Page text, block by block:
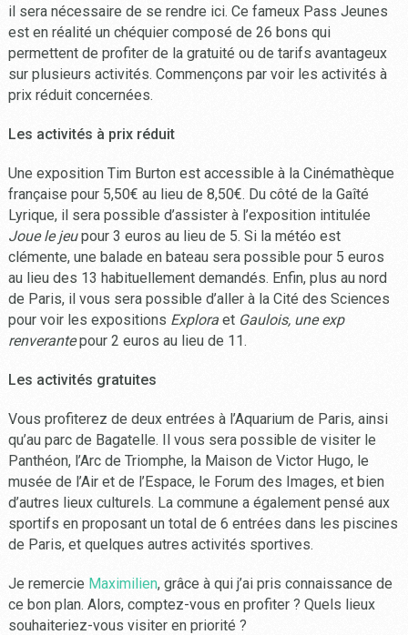
il sera nécessaire de se rendre ici. Ce fameux Pass Jeunes
est en réalité un chéquier composé de 26 bons qui
permettent de profiter de la gratuité ou de tarifs avantageux
sur plusieurs activités. Commençons par voir les activités à
prix réduit concernées.
Les activités à prix réduit
Une exposition Tim Burton est accessible à la Cinémathèque
française pour 5,50€ au lieu de 8,50€. Du côté de la Gaîté
Lyrique, il sera possible d’assister à l’exposition intitulée
Joue le jeupour 3 euros au lieu de 5. Si la météo est
clémente, une balade en bateau sera possible pour 5 euros
au lieu des 13 habituellement demandés. Enfin, plus au nord
de Paris, il vous sera possible d’aller à la Cité des Sciences
pour voir les expositions Exploraet Gaulois, une exp
renverantepour 2 euros au lieu de 11.
Les activités gratuites
Vous profiterez de deux entrées à l’Aquarium de Paris, ainsi
qu’au parc de Bagatelle. Il vous sera possible de visiter le
Panthéon, l’Arc de Triomphe, la Maison de Victor Hugo, le
musée de l’Air et de l’Espace, le Forum des Images, et bien
d’autres lieux culturels. La commune a également pensé aux
sportifs en proposant un total de 6 entrées dans les piscines
de Paris, et quelques autres activités sportives.
Je remercie Maximilien, grâce à qui j’ai pris connaissance de
ce bon plan. Alors, comptez-vous en profiter ? Quels lieux
souhaiteriez-vous visiter en priorité ?